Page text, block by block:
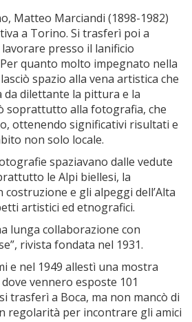
Matteo Marciandi (1898-1982)
a Torino. Si trasferì poi a
presso il lanificio
quanto molto impegnato nella
spazio alla vena artistica che
da dilettante la pittura e la
soprattutto alla fotografia, che
ottenendo significativi risultati e
non solo locale.
spaziavano dalle vedute
le Alpi biellesi, la
costruzione e gli alpeggi dell’Alta
artistici ed etnografici.
lunga collaborazione con
rivista fondata nel 1931.
e nel 1949 allestì una mostra
vennero esposte 101
trasferì a Boca, ma non mancò di
regolarità per incontrare gli amici